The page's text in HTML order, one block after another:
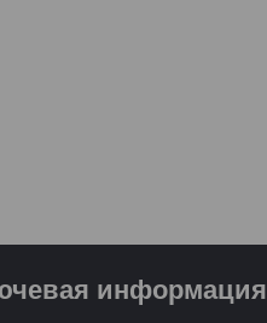
информация